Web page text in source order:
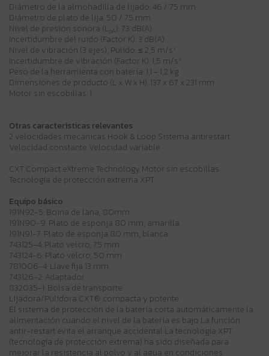
Diámetro de la almohadilla de lijado: 46 / 75 mm
Diámetro de plato de lija: 50 / 75 mm
Nivel de presión sonora (LpA ): 73 dB(A)
Incertidumbre del ruido (Factor K): 3 dB(A)
Nivel de vibración (3 ejes), Pulido: ≤ 2,5 m/s²
Incertidumbre de vibración (Factor K): 1,5 m/s²
Peso de la herramienta con batería: 1,1 - 1,2 kg
Dimensiones de producto (L x W x H): 137 x 67 x 231 mm
Motor sin escobillas: 1
Otras características relevantes
2 velocidades mecánicas Hook & Loop Sistema antirestart
Velocidad constante Velocidad variable
CXT Compact eXtreme Technology Motor sin escobillas
Tecnología de protección extrema XPT
Equipo básico
191N92-5: Boina de lana, 80mm
191N90-9: Plato de esponja 80 mm, amarilla
191N91-7: Plato de esponja 80 mm, blanca
743125-4: Plato velcro, 75 mm
743124-6: Plato velcro, 50 mm
781006-4: Llave fija 13 mm
743126-2: Adaptador
832035-1: Bolsa de transporte
Lijadora/Pulidora CXT® compacta y potente.
El sistema de protección de la batería corta automáticamente la
alimentación cuando el nivel de la batería es bajo La función
antir-restart evita el arranque accidental La tecnología XPT
(tecnología de protección extrema) ha sido diseñada para
mejorar la resistencia al polvo y al agua en condiciones